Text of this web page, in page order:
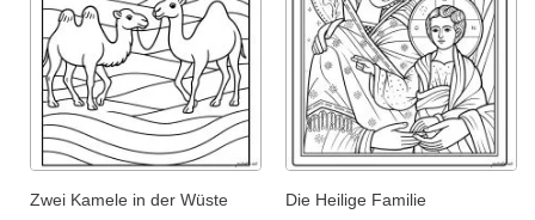
Zwei Kamele in der Wüste
Die Heilige Familie